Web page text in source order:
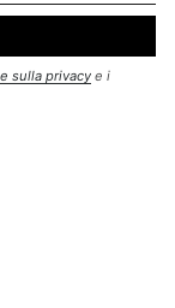
sulla privacy e i